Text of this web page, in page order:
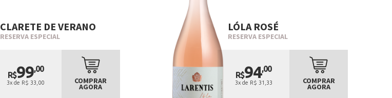
CLARETE DE VERANO
RESERVA ESPECIAL
R$99,00
3x de R$ 33,00 COMPRAR
AGORA
LÓLA ROSÉ
RESERVA ESPECIAL
R$94,00
3x de R$ 31,33 COMPRAR
AGORA